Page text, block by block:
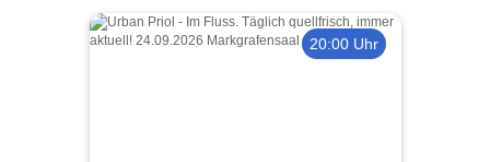
20:00 Uhr